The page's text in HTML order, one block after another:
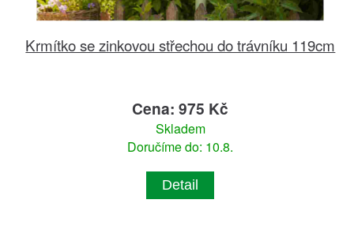
Krmítko se zinkovou střechou do trávníku 119cm
Cena: 975 Kč
Skladem
Doručíme do: 10.8.
Detail